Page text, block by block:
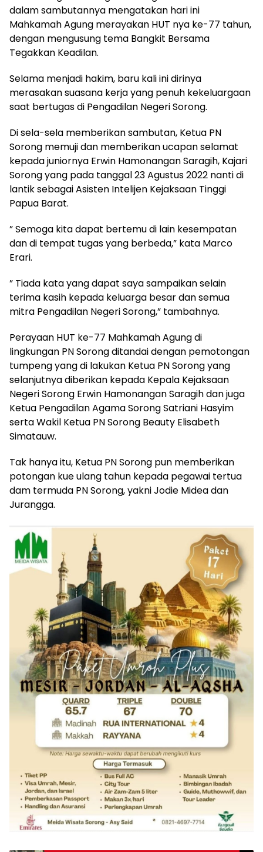
dalam sambutannya mengatakan hari ini
Mahkamah Agung merayakan HUT nya ke-77 tahun,
dengan mengusung tema Bangkit Bersama
Tegakkan Keadilan.
Selama menjadi hakim, baru kali ini dirinya
merasakan suasana kerja yang penuh kekeluargaan
saat bertugas di Pengadilan Negeri Sorong.
Di sela-sela memberikan sambutan, Ketua PN
Sorong memuji dan memberikan ucapan selamat
kepada juniornya Erwin Hamonangan Saragih, Kajari
Sorong yang pada tanggal 23 Agustus 2022 nanti di
lantik sebagai Asisten Intelijen Kejaksaan Tinggi
Papua Barat.
” Semoga kita dapat bertemu di lain kesempatan
dan di tempat tugas yang berbeda,” kata Marco
Erari.
” Tiada kata yang dapat saya sampaikan selain
terima kasih kepada keluarga besar dan semua
mitra Pengadilan Negeri Sorong,” tambahnya.
Perayaan HUT ke-77 Mahkamah Agung di
lingkungan PN Sorong ditandai dengan pemotongan
tumpeng yang di lakukan Ketua PN Sorong yang
selanjutnya diberikan kepada Kepala Kejaksaan
Negeri Sorong Erwin Hamonangan Saragih dan juga
Ketua Pengadilan Agama Sorong Satriani Hasyim
serta Wakil Ketua PN Sorong Beauty Elisabeth
Simatauw.
Tak hanya itu, Ketua PN Sorong pun memberikan
potongan kue ulang tahun kepada pegawai tertua
dam termuda PN Sorong, yakni Jodie Midea dan
Jurangga.